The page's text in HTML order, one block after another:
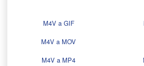
M4V a GIF
M4V a MOV
M4V a MP4